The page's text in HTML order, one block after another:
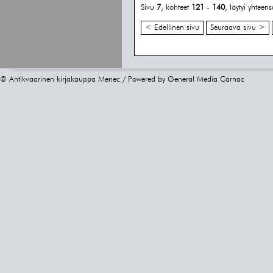
Sivu 7, kohteet 121 - 140, löytyi
< Edellinen sivu Seuraava sivu >
© Antikvaarinen kirjakauppa Menec / Powered by General Media Carnac